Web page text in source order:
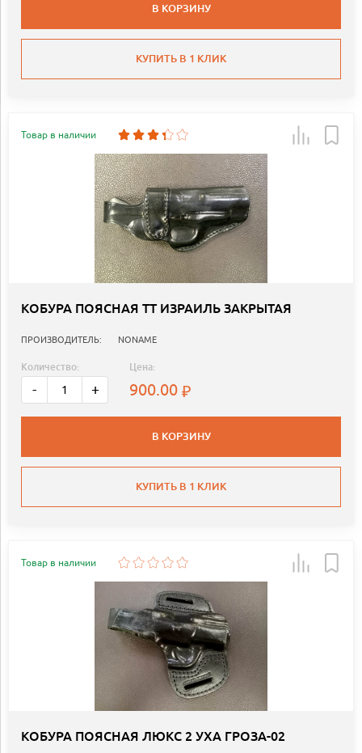
В КОРЗИНУ
КУПИТЬ В 1 КЛИК
Товар в наличии
КОБУРА ПОЯСНАЯ ТТ ИЗРАИЛЬ ЗАКРЫТАЯ
ПРОИЗВОДИТЕЛЬ: NONAME
Количество:
- +
Цена:
900.00
В КОРЗИНУ
КУПИТЬ В 1 КЛИК
Товар в наличии
КОБУРА ПОЯСНАЯ ЛЮКС 2 УХА ГРОЗА-02